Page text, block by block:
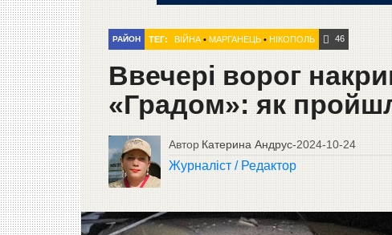
РАЙОН ТЕГ: ВІЙНА• МАРГАНЕЦЬ• НІКОПОЛЬ 46
Ввечері ворог
«Градом»: як
Автор Катерина Андрус-2024-10-24
Журналіст / Редактор